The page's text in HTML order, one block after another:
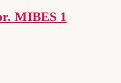
MIBES 1